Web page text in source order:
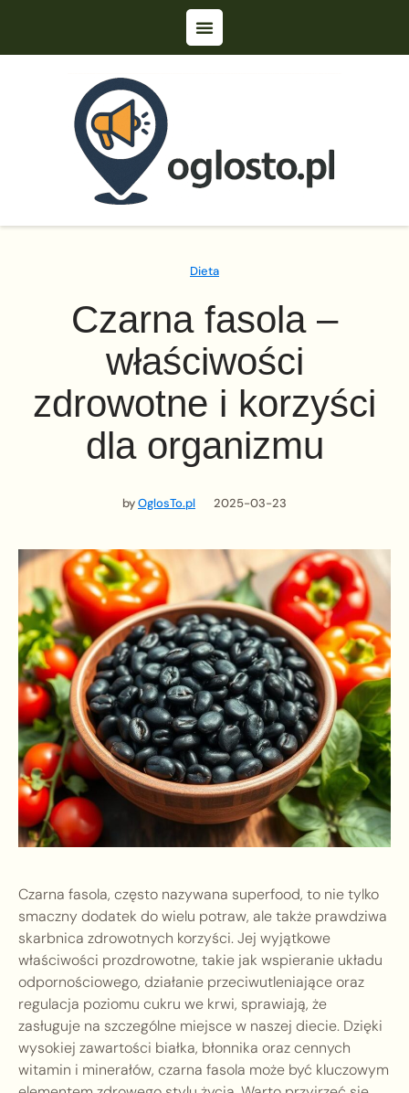
Dieta
Czarna fasola –
właściwości
zdrowotne i korzyści
dla organizmu
byOglosTo.pl 2025-03-23
Czarna fasola, często nazywana superfood, to nie tylko
smaczny dodatek do wielu potraw, ale także prawdziwa
skarbnica zdrowotnych korzyści. Jej wyjątkowe
właściwości prozdrowotne, takie jak wspieranie układu
odpornościowego, działanie przeciwutleniające oraz
regulacja poziomu cukru we krwi, sprawiają, że
zasługuje na szczególne miejsce w naszej diecie. Dzięki
wysokiej zawartości białka, błonnika oraz cennych
witamin i minerałów, czarna fasola może być kluczowym